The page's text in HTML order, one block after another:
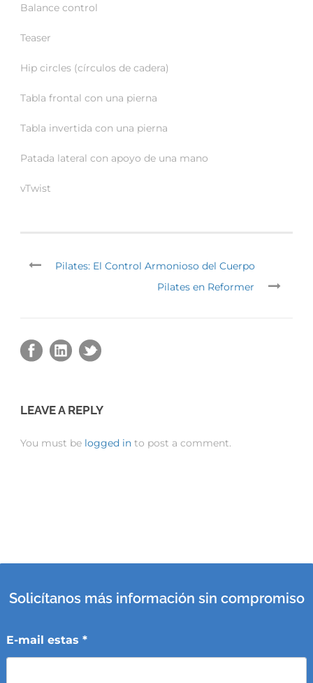
Balance control
Teaser
Hip circles (círculos de cadera)
Tabla frontal con una pierna
Tabla invertida con una pierna
Patada lateral con apoyo de una mano
vTwist
Pilates: El Control Armonioso del Cuerpo
Pilates en Reformer
LEAVE A REPLY
You must be logged in to post a comment.
Solicítanos más información sin compromiso
E-mail estas *